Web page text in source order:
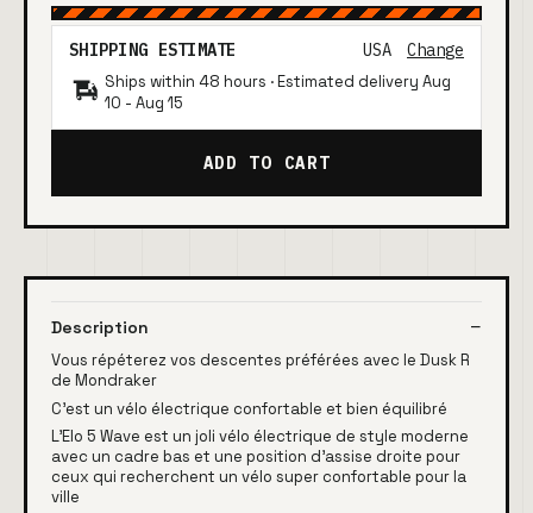
SHIPPING ESTIMATE USA Change
Ships within 48 hours · Estimated delivery Aug
10 - Aug 15
ADD TO CART
Description
Vous répéterez vos descentes préférées avec le Dusk R
de Mondraker
C'est un vélo électrique confortable et bien équilibré
L'Elo 5 Wave est un joli vélo électrique de style moderne
avec un cadre bas et une position d'assise droite pour
ceux qui recherchent un vélo super confortable pour la
ville